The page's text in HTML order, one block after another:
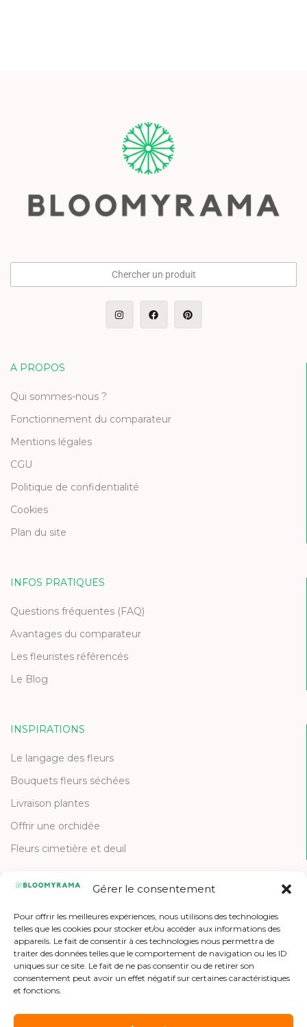
Gérer le consentement
Pour offrir les meilleures expériences, nous utilisons des technologies
telles que les cookies pour stocker et/ou accéder aux informations des
appareils. Le fait de consentir à ces technologies nous permettra de
traiter des données telles que le comportement de navigation ou les ID
uniques sur ce site. Le fait de ne pas consentir ou de retirer son
consentement peut avoir un effet négatif sur certaines caractéristiques
et fonctions.
Chercher un produit
A PROPOS
Qui sommes-nous ?
Fonctionnement du comparateur
Mentions légales
CGU
Politique de confidentialité
Cookies
Plan du site
INFOS PRATIQUES
Questions fréquentes (FAQ)
Avantages du comparateur
Les fleuristes référencés
Le Blog
INSPIRATIONS
Le langage des fleurs
Bouquets fleurs séchées
Livraison plantes
Offrir une orchidée
Fleurs cimetière et deuil
Contactez-nous
Etre référencé
Offres d'emploi